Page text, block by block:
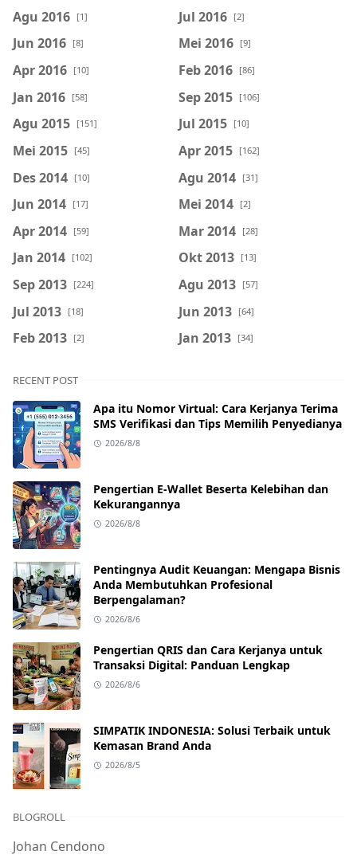
Agu 2016 [1] Jul 2016 [2]
Jun 2016 [8] Mei 2016 [9]
Apr 2016 [10] Feb 2016 [86]
Jan 2016 [58] Sep 2015 [106]
Agu 2015 [151] Jul 2015 [10]
Mei 2015 [45] Apr 2015 [162]
Des 2014 [10] Agu 2014 [31]
Jun 2014 [17] Mei 2014 [2]
Apr 2014 [59] Mar 2014 [28]
Jan 2014 [102] Okt 2013 [13]
Sep 2013 [224] Agu 2013 [57]
Jul 2013 [18] Jun 2013 [64]
Feb 2013 [2] Jan 2013 [34]
RECENT POST
Apa itu Nomor Virtual: Cara Kerjanya Terima
SMS Verifikasi dan Tips Memilih Penyedianya
2026/8/8
Pengertian E-Wallet Beserta Kelebihan dan
Kekurangannya
2026/8/8
Pentingnya Audit Keuangan: Mengapa Bisnis
Anda Membutuhkan Profesional
Berpengalaman?
2026/8/6
Pengertian QRIS dan Cara Kerjanya untuk
Transaksi Digital: Panduan Lengkap
2026/8/6
SIMPATIK INDONESIA: Solusi Terbaik untuk
Kemasan Brand Anda
2026/8/5
BLOGROLL
Johan Cendono